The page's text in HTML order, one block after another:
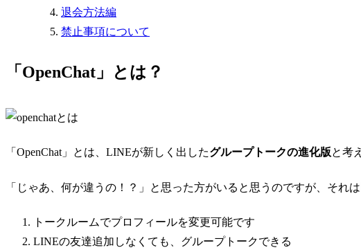
退会方法編
禁止事項について
「OpenChat」とは？
「OpenChat」とは、LINEが新しく出したグループトークの進化版と考
「じゃあ、何が違うの！？」と思った方がいると思うのですが、それ
トークルームでプロフィールを変更可能です
LINEの友達追加しなくても、グループトークできる